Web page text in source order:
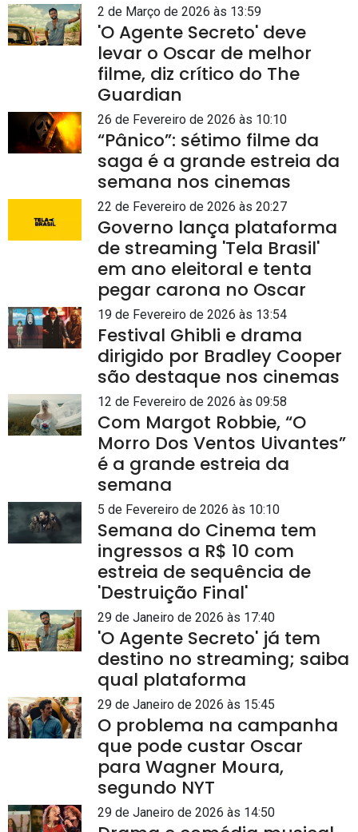
2 de Março de 2026 às 13:59
'O Agente Secreto' deve
levar o Oscar de melhor
filme, diz crítico do The
Guardian
26 de Fevereiro de 2026 às 10:10
“Pânico”: sétimo filme da
saga é a grande estreia da
semana nos cinemas
22 de Fevereiro de 2026 às 20:27
Governo lança plataforma
de streaming 'Tela Brasil'
em ano eleitoral e tenta
pegar carona no Oscar
19 de Fevereiro de 2026 às 13:54
Festival Ghibli e drama
dirigido por Bradley Cooper
são destaque nos cinemas
12 de Fevereiro de 2026 às 09:58
Com Margot Robbie, “O
Morro Dos Ventos Uivantes”
é a grande estreia da
semana
5 de Fevereiro de 2026 às 10:10
Semana do Cinema tem
ingressos a R$ 10 com
estreia de sequência de
'Destruição Final'
29 de Janeiro de 2026 às 17:40
'O Agente Secreto' já tem
destino no streaming; saiba
qual plataforma
29 de Janeiro de 2026 às 15:45
O problema na campanha
que pode custar Oscar
para Wagner Moura,
segundo NYT
29 de Janeiro de 2026 às 14:50